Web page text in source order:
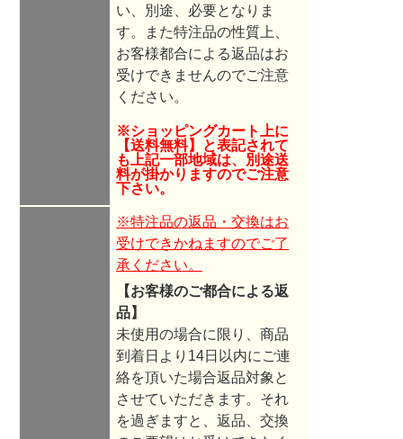
い、別途、必要となりま
す。また特注品の性質上、
お客様都合による返品はお
受けできませんのでご注意
ください。
※ショッピングカート上に
【送料無料】と表記されて
も上記一部地域は、別途送
料が掛かりますのでご注意
下さい。
※特注品の返品・交換はお
受けできかねますのでご了
承ください。
【お客様のご都合による返
品】
未使用の場合に限り、商品
到着日より14日以内にご連
絡を頂いた場合返品対象と
させていただきます。それ
を過ぎますと、返品、交換